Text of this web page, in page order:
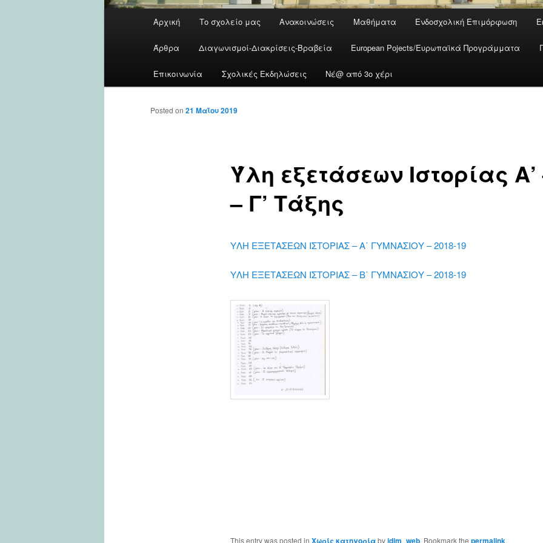
Αρχική Το σχολείο μας Ανακοινώσεις Μαθήματα Ενδοσχολική Επιμόρφωση
Άρθρα Διαγωνισμοί-Διακρίσεις-Βραβεία European Pojects/Ευρωπαϊκά Προγράμματα
Επικοινωνία Σχολικές Εκδηλώσεις Νέ@ από 3ο χέρι
Ύλη εξετάσεων Ιστορίας Α’
– Γ’ Τάξης
Posted on 21 Μαΐου 2019
ΥΛΗ ΕΞΕΤΑΣΕΩΝ ΙΣΤΟΡΙΑΣ – Α΄ ΓΥΜΝΑΣΙΟΥ – 2018-19
ΥΛΗ ΕΞΕΤΑΣΕΩΝ ΙΣΤΟΡΙΑΣ – Β΄ ΓΥΜΝΑΣΙΟΥ – 2018-19
This entry was posted in Χωρίς κατηγορίαbyidim_web. Bookmark the permalink.